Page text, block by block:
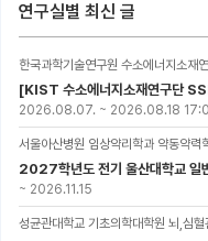
연구실별 최신 글
한국과학기술연구원 수소에너지소
2026.08.07. ~ 2026.08.18
서울아산병원 임상약리학과 약동약력
~ 2026.11.15
성균관대학교 기초의학대학원 뇌,심